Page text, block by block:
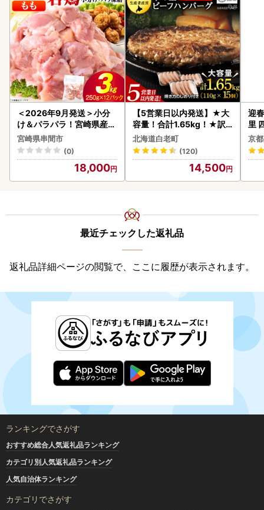
＜2026年9月発送＞小分
け＆パラパラ！宮崎県産鶏
ももカット合計3kg_K043
-009-2609
宮崎県串間市
(0)
18,000
【5営業日以内発送】★大
容量！合計1.65kg！★訳
あり・牛の里ビーフハンバ
ーグ(110ｇ5枚入）×3 AG
058
北海道白老町
(120)
14,500
迎
里
京
最近チェックした返礼品
返礼品詳細ページの閲覧で、ここに履歴が表示されます。
ランキングでさがす
おすすめ総合人気返礼品ランキング
カテゴリ別人気返礼品ランキング
人気自治体ランキング
カテゴリでさがす